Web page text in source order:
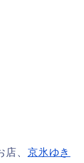
、 京氷ゆき